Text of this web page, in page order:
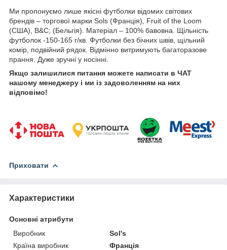
Ми пропонуємо лише якісні футболки відомих світових
брендів – торгової марки Sols (Франція), Fruit of the Loom
(США), B&C; (Бельгія). Матеріал – 100% бавовна. Щільність
футболок -150-165 г/кв. Футболки без бічних швів, щільний
комір, подвійний рядок. Відмінно витримують багаторазове
прання. Дуже зручні у носінні.
Якщо залишилися питання можете написати в ЧАТ
нашому менеджеру і ми із задоволенням на них
відповімо!
Приховати
Характеристики
Основні атрибути
Виробник
Sol's
Країна виробник
Франція